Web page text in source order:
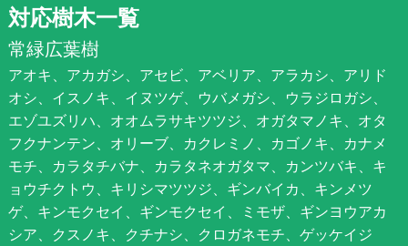
対応樹木一覧
常緑広葉樹
アオキ、アカガシ、アセビ、アベリア、アラカシ、アリド
オシ、イスノキ、イヌツゲ、ウバメガシ、ウラジロガシ、
エゾユズリハ、オオムラサキツツジ、オガタマノキ、オタ
フクナンテン、オリーブ、カクレミノ、カゴノキ、カナメ
モチ、カラタチバナ、カラタネオガタマ、カンツバキ、キ
ョウチクトウ、キリシマツツジ、ギンバイカ、キンメツ
ゲ、キンモクセイ、ギンモクセイ、ミモザ、ギンヨウアカ
シア、クスノキ、クチナシ、クロガネモチ、ゲッケイジ